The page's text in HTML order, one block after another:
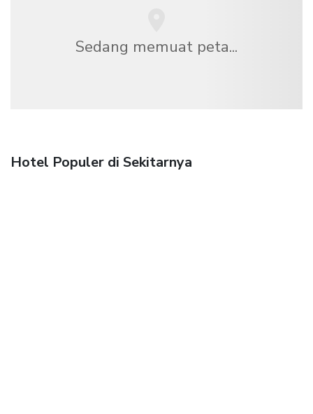
Sedang memuat peta...
Hotel Populer di Sekitarnya